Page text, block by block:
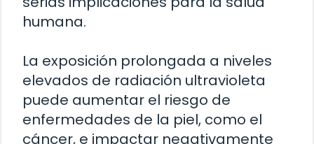
humana.
La exposición prolongada a niveles
elevados de radiación ultravioleta
puede aumentar el riesgo de
enfermedades de la piel, como el
cáncer, e impactar negativamente